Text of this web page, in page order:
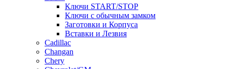
Ключи START/STOP
Ключи с обычным замком
Заготовки и Корпуса
Вставки и Лезвия
Cadillac
Changan
Chery